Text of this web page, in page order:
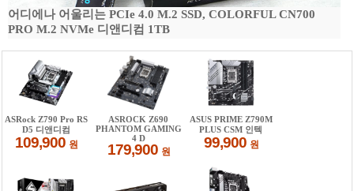
어디에나 어울리는 PCIe 4.0 M.2 SSD, COLORFUL CN700
PRO M.2 NVMe 디앤디컴 1TB